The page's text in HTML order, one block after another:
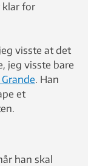
klar for
visste at det
jeg visste bare
. Han
et
han skal